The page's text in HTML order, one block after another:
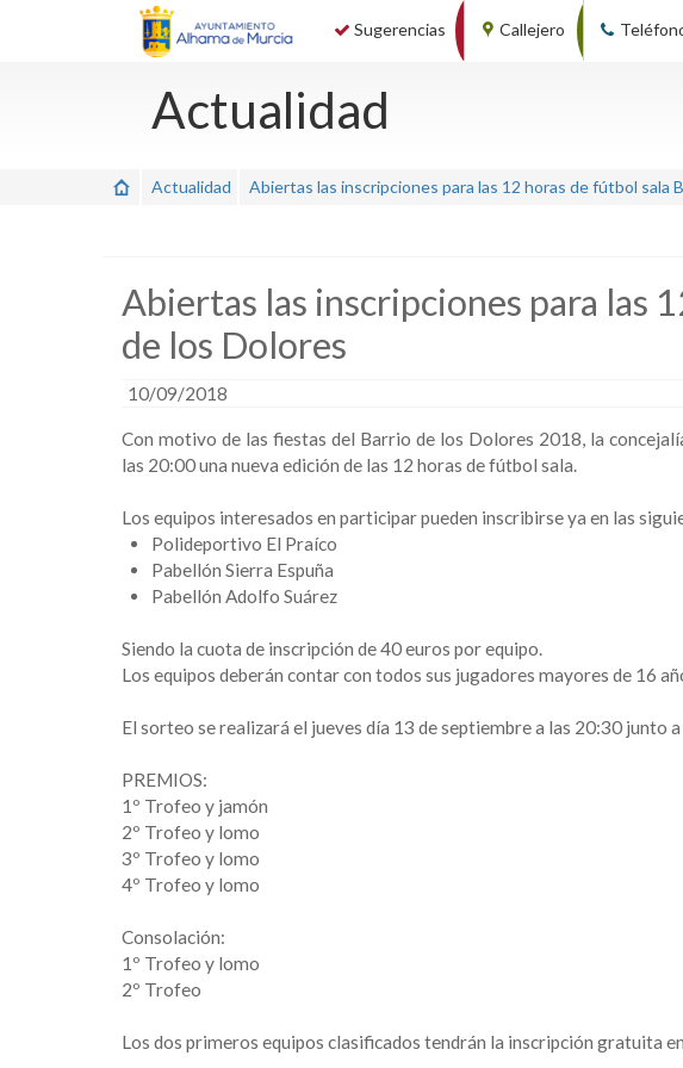
Sugerencias Callejero
Actualidad
Actualidad Abiertas las inscripciones para las 12 horas de fútbol sala
Abiertas las inscripciones para las
de los Dolores
10/09/2018
Con motivo de las fiestas del Barrio de los Dolores 2018, la
las 20:00 una nueva edición de las 12 horas de fútbol sala.
Los equipos interesados en participar pueden inscribirse ya en las
Polideportivo El Praíco
Pabellón Sierra Espuña
Pabellón Adolfo Suárez
Siendo la cuota de inscripción de 40 euros por equipo.
Los equipos deberán contar con todos sus jugadores mayores de 16
El sorteo se realizará el jueves día 13 de septiembre a las 20:30 junto
PREMIOS:
1º Trofeo y jamón
2º Trofeo y lomo
3º Trofeo y lomo
4º Trofeo y lomo
Consolación:
1º Trofeo y lomo
2º Trofeo
Los dos primeros equipos clasificados tendrán la inscripción gratuita